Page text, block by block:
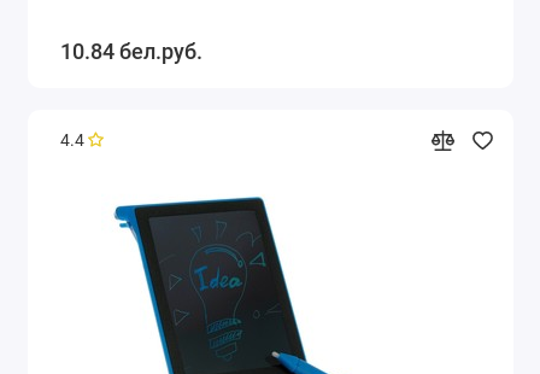
10.84 бел.руб.
4.4